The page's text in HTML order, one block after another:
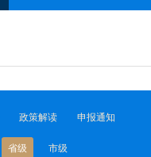
政策解读 申报通知
省级 市级